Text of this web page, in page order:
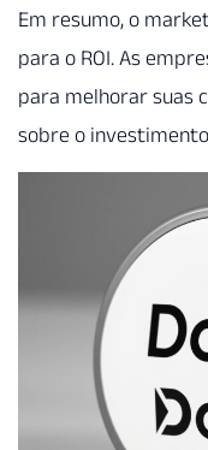
Em resumo, o
para o ROI. As
para melhorar suas
sobre o investimento